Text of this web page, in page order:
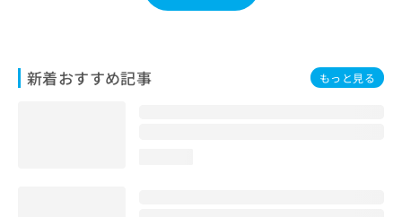
新着おすすめ記事 もっと見る
わ